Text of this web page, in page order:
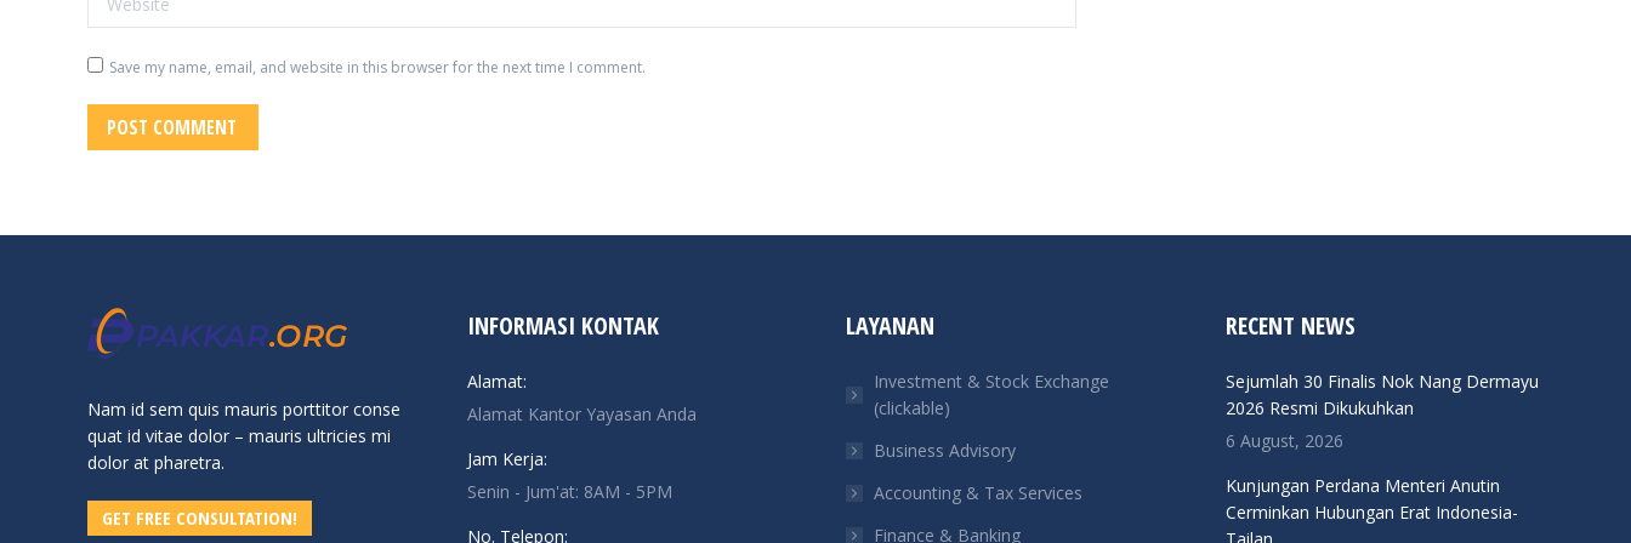
Save my name, email, and website in this browser for the next time I comment.
POST COMMENT
Nam id sem quis mauris porttitor conse
quat id vitae dolor – mauris ultricies mi
dolor at pharetra.
GET FREE CONSULTATION!
INFORMASI KONTAK
Alamat:
Alamat Kantor Yayasan Anda
Jam Kerja:
Senin - Jum'at: 8AM - 5PM
No. Telepon:
LAYANAN
Investment & Stock Exchange
(clickable)
Business Advisory
Accounting & Tax Services
Finance & Banking
RECENT NEWS
Sejumlah 30 Finalis Nok Nang Dermayu
2026 Resmi Dikukuhkan
6 August, 2026
Kunjungan Perdana Menteri Anutin
Cerminkan Hubungan Erat Indonesia-
Tailan